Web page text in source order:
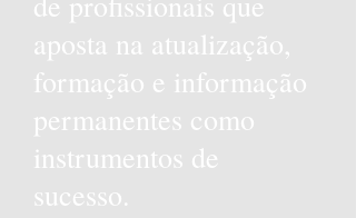
aposta na atualização,
formação e informação
permanentes como
instrumentos de
sucesso.